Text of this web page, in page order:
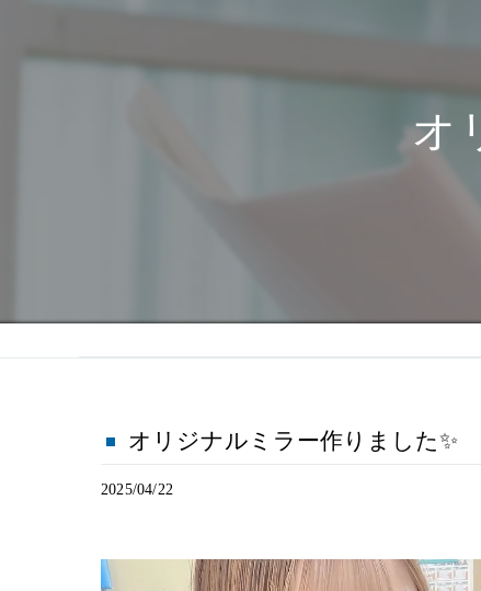
オ
オリジナルミラー作りました✨
2025/04/22